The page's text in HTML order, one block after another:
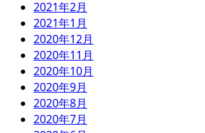
2021年2月
2021年1月
2020年12月
2020年11月
2020年10月
2020年9月
2020年8月
2020年7月